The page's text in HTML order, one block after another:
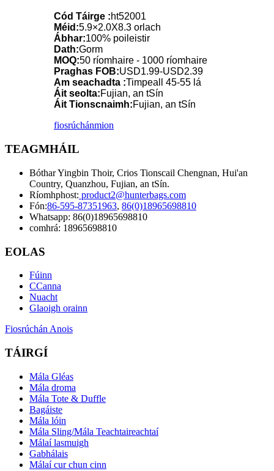
Cód Táirge :ht52001
Méid:5.9×2.0X8.3 orlach
Ábhar:100% poileistir
Dath:Gorm
MOQ:50 ríomhaire - 1000 ríomhaire
Praghas FOB:USD1.99-USD2.39
Am seachadta :Timpeall 45-55 lá
Áit seolta:Fujian, an tSín
Áit Tionscnaimh:Fujian, an tSín
fiosrúchánmion
TEAGMHÁIL
Bóthar Yingbin Thoir, Crios Tionscail Chengnan, Hui'an
Country, Quanzhou, Fujian, an tSín.
Ríomhphost: product2@hunterbags.com
Fón:86-595-87351963, 86(0)18965698810
Whatsapp: 86(0)18965698810
comhrá: 18965698810
EOLAS
Fúinn
CCanna
Nuacht
Glaoigh orainn
Fiosrúchán Anois
TÁIRGÍ
Mála Gléas
Mála droma
Mála Tote & Duffle
Bagáiste
Mála lóin
Mála Sling/Mála Teachtaireachtaí
Málaí lasmuigh
Gabhálais
Málaí cur chun cinn